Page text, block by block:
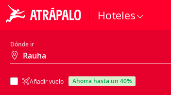
Hoteles
Dónde ir
Añadir vuelo ahorra hasta un 40%